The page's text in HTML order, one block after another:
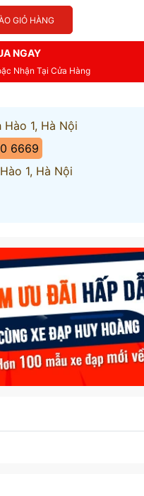
GIỎ HÀNG
NGAY
Nhận Tại Cửa Hàng
1, Hà Nội
6669
1, Hà Nội